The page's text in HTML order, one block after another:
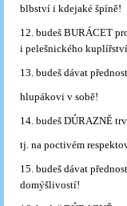
blbství i kdejaké špíně!
12. budeš BURÁCET
i pelešnického
13. budeš dávat
hlupákovi v sobě!
14. budeš DŮRAZNĚ
tj. na poctivém
15. budeš dávat
domýšlivostí!